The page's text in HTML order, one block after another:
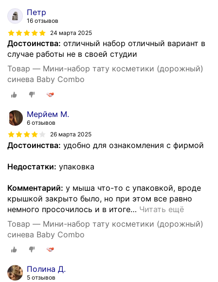
Петр
16 отзывов
24 марта 2025
Достоинства: отличный набор отличный вариант в
случае работы не в своей студии
Товар — Мини-набор тату косметики (дорожный)
синева Baby Combo
Мерйем М.
6 отзывов
26 марта 2025
Достоинства: удобно для ознакомления с фирмой
Недостатки: упаковка
Комментарий: у мыша что-то с упаковкой, вроде
крышкой закрыто было, но при этом все равно
немного просочилось и в итоге… Читать ещё
Товар — Мини-набор тату косметики (дорожный)
синева Baby Combo
Полина Д.
5 отзывов